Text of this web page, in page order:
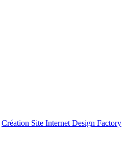
Création Site Internet Design Factory